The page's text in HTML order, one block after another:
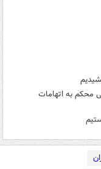
محکم به اتهامات